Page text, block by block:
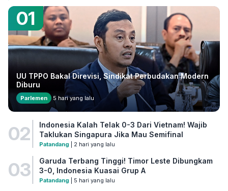
01
UU TPPO Bakal Direvisi, Sindikat Perbudakan Modern
Diburu
Parlemen 5 hari yang lalu
02
Indonesia Kalah Telak 0-3 Dari Vietnam! Wajib
Taklukan Singapura Jika Mau Semifinal
Patandang | 2 hari yang lalu
03
Garuda Terbang Tinggi! Timor Leste Dibungkam
3-0, Indonesia Kuasai Grup A
Patandang | 5 hari yang lalu